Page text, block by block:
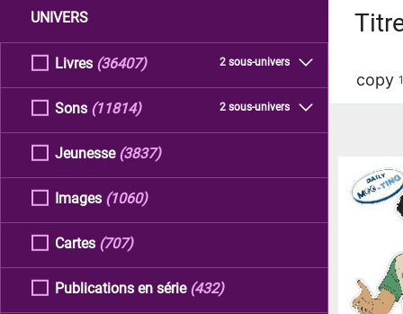
UNIVERS
Livres 2 sous-univers
(36407)
Sons 2 sous-univers
(11814)
Jeunesse (3837)
Images (1060)
Cartes (707)
Publications en série (432)
copy